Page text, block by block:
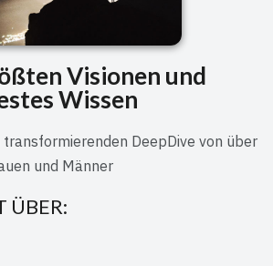
Visionen und
Wissen
transformierenden DeepDive von über
und Männer
ÜBER: